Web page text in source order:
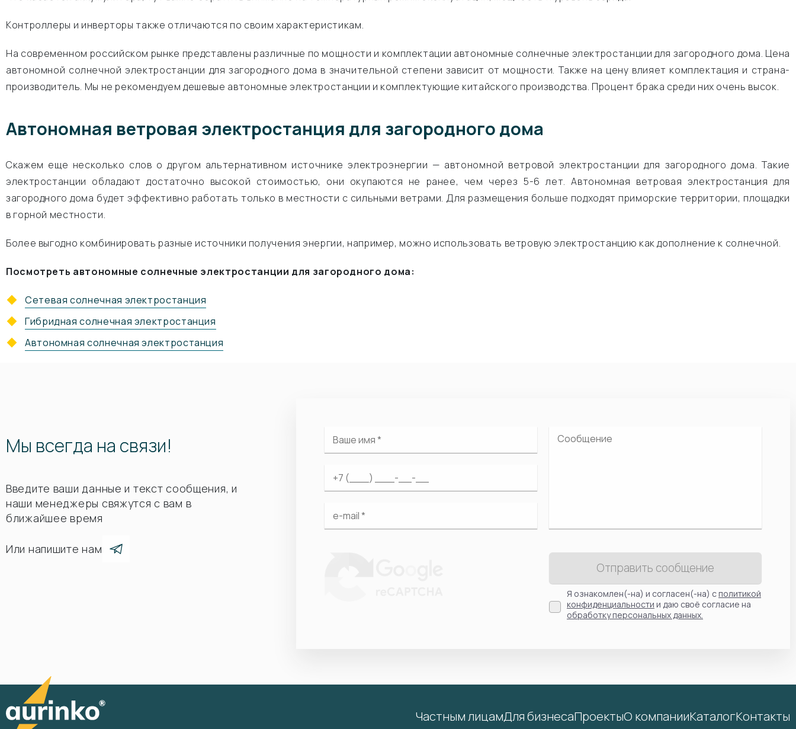
Контроллеры и инверторы также отличаются по своим характеристикам.
На современном российском рынке представлены различные по мощности и комплектации автономные солнечные электростанции для загородного дома. Цена
автономной солнечной электростанции для загородного дома в значительной степени зависит от мощности. Также на цену влияет комплектация и страна-
производитель. Мы не рекомендуем дешевые автономные электростанции и комплектующие китайского производства. Процент брака среди них очень высок.
Автономная ветровая электростанция для загородного дома
Скажем еще несколько слов о другом альтернативном источнике электроэнергии — автономной ветровой электростанции для загородного дома. Такие
электростанции обладают достаточно высокой стоимостью, они окупаются не ранее, чем через 5-6 лет. Автономная ветровая электростанция для
загородного дома будет эффективно работать только в местности с сильными ветрами. Для размещения больше подходят приморские территории, площадки
в горной местности.
Более выгодно комбинировать разные источники получения энергии, например, можно использовать ветровую электростанцию как дополнение к солнечной.
Посмотреть автономные солнечные электростанции для загородного дома:
Сетевая солнечная электростанция
Гибридная солнечная электростанция
Автономная солнечная электростанция
Мы всегда на связи!
Введите ваши данные и текст сообщения, и
наши менеджеры свяжутся с вам в
ближайшее время
Или напишите нам
Отправить сообщение
Я ознакомлен(-на) и согласен(-на) сполитикой
конфиденциальности и даю своё согласие на
обработку персональных данных.
Частным лицамДля бизнесаПроектыО компанииКаталогКонтакты